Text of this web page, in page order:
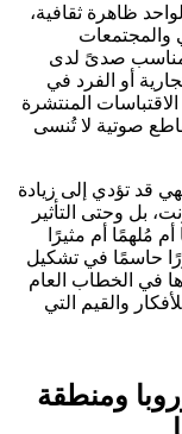
ظاهرة ثقافية،
والمجتمعات
صدىً لدى
أو الفرد في
المنتشرة
صوتية لا تُنسى
قد تؤدي إلى زيادة
بل وحتى التأثير
مُلهمًا أم مثيرًا
حاسمًا في تشكيل
في الخطاب العام
والقيم التي
ومنطقة